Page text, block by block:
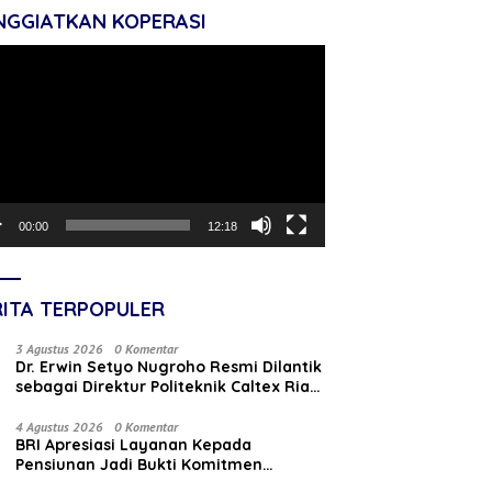
KOPERASI
00:00 12:18
TERPOPULER
3 Agustus 2026 0 Komentar
‎Dr. Erwin Setyo Nugroho Resmi Dilantik
sebagai Direktur Politeknik Caltex Riau
4 Agustus 2026 0 Komentar
BRI Apresiasi Layanan Kepada
Pensiunan Jadi Bukti Komitmen